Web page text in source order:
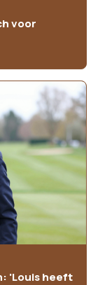
voor
'Louis heeft